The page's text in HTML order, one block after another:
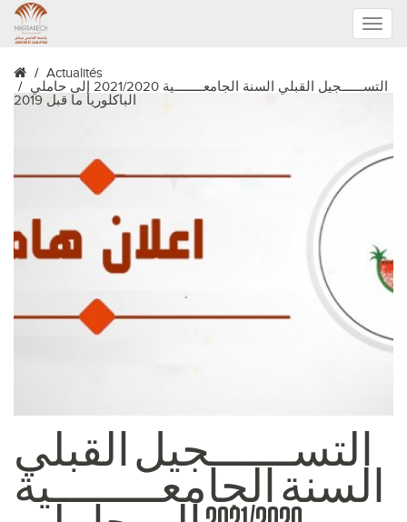
Toggle
Actualités
التســــــجيل القبلي السنة الجامعــــــــية 2021/2020 إلى حاملي
الباكلوريا ما قبل 2019
التســــــجيل القبلي
السنة الجامعــــــــية